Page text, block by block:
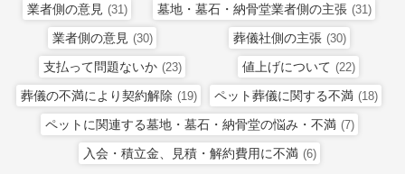
業者側の意見 (31) 墓地・墓石・納骨堂業者側の主張 (31)
業者側の意見 (30) 葬儀社側の主張 (30)
支払って問題ないか (23) 値上げについて (22)
葬儀の不満により契約解除 (19) ペット葬儀に関する不満 (18)
ペットに関連する墓地・墓石・納骨堂の悩み・不満 (7)
入会・積立金、見積・解約費用に不満 (6)